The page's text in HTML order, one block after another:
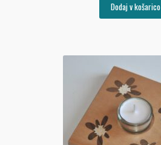
Dodaj v košarico